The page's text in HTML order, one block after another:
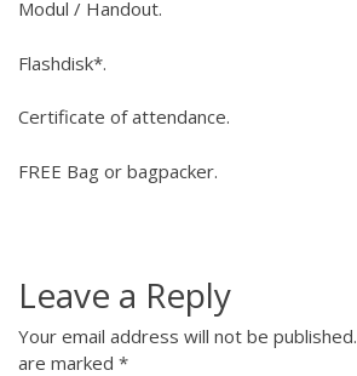
Modul / Handout.
Flashdisk*.
Certificate of attendance.
FREE Bag or bagpacker.
Leave a Reply
Your email address will not be published.
are marked *